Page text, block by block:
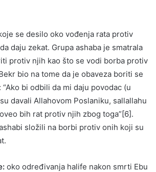
se desilo oko vođenja rata protiv
daju zekat. Grupa ashaba je smatrala
protiv njih kao što se vodi borba protiv
bio na tome da je obaveza boriti se
bi odbili da mi daju povodac (u
davali Allahovom Poslaniku, sallallahu
bih rat protiv njih zbog toga”[6].
složili na borbi protiv onih koji su
oko određivanja halife nakon smrti Ebu